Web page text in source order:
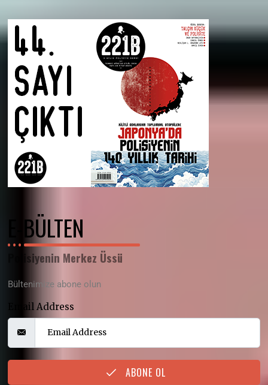
E-BÜLTEN
Polisiyenin Merkez Üssü
Bültenimize abone olun
Email Address
ABONE OL